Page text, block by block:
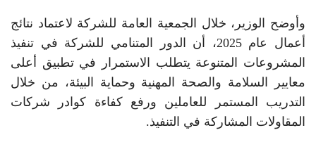
وأوضح الوزير، خلال الجمعية العامة للشركة لاعتماد نتائج
أعمال عام 2025، أن الدور المتنامي للشركة في تنفيذ
المشروعات المتنوعة يتطلب الاستمرار في تطبيق أعلى
معايير السلامة والصحة المهنية وحماية البيئة، من خلال
التدريب المستمر للعاملين ورفع كفاءة كوادر شركات
المقاولات المشاركة في التنفيذ.